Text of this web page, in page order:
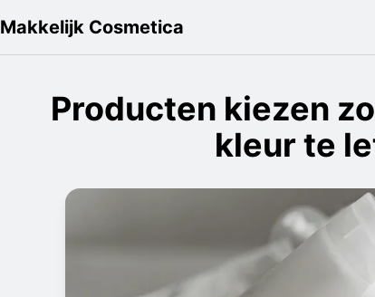
Makkelijk Cosmetica
Producten kiezen
kleur te